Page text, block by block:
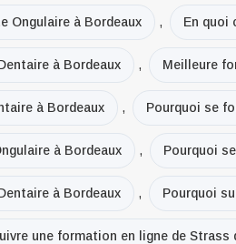
Ongulaire à Bordeaux , En quoi
à Bordeaux , Meilleure
à Bordeaux , Pourquoi se
à Bordeaux , Pourquoi
à Bordeaux , Pourquoi
une formation en ligne de Strass